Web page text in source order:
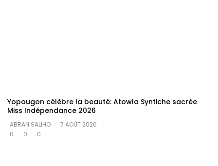
Yopougon célèbre la beauté: Atowla Syntiche sacrée
Miss Indépendance 2026
ABRAN SALIHO
7 AOÛT 2026
0
0 0